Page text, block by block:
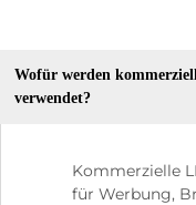
Wofür werden
verwendet?
Kommerzielle
für Werbung,